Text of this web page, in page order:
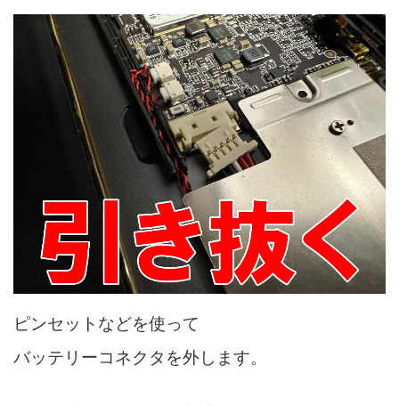
ピンセットなどを使って
バッテリーコネクタを外します。